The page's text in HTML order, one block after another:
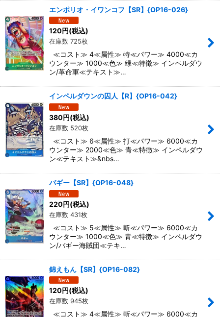
エンポリオ・イワンコフ【SR】{OP16-026}
120円(税込)
在庫数 725枚
≪コスト≫ 4≪属性≫ 特≪パワー≫ 4000≪カ
ウンター≫ 1000≪色≫ 緑≪特徴≫ インペルダウ
ン/革命軍≪テキスト≫…
インペルダウンの囚人【R】{OP16-042}
380円(税込)
在庫数 520枚
≪コスト≫ 6≪属性≫ 打≪パワー≫ 6000≪カ
ウンター≫ 2000≪色≫ 青≪特徴≫ インペルダウ
ン≪テキスト≫&nbs…
バギー【SR】{OP16-048}
220円(税込)
在庫数 431枚
≪コスト≫ 5≪属性≫ 斬≪パワー≫ 6000≪カ
ウンター≫ 1000≪色≫ 青≪特徴≫ インペルダウ
ン/バギー海賊団≪テキ…
錦えもん【SR】{OP16-082}
120円(税込)
在庫数 945枚
≪コスト≫ 4≪属性≫ 斬≪パワー≫ 6000≪カ